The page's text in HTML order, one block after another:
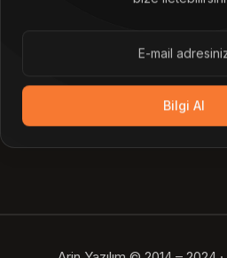
Bilgi Al